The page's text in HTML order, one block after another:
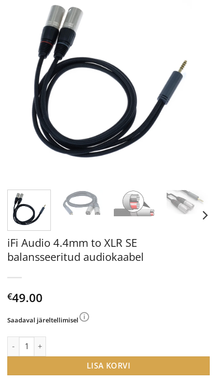
iFi Audio 4.4mm to XLR SE
balansseeritud audiokaabel
€49.00
Saadaval järeltellimisel
iFi Audio 4.4mm to XLR SE balansseeritud audiokaabel kogus
LISA KORVI